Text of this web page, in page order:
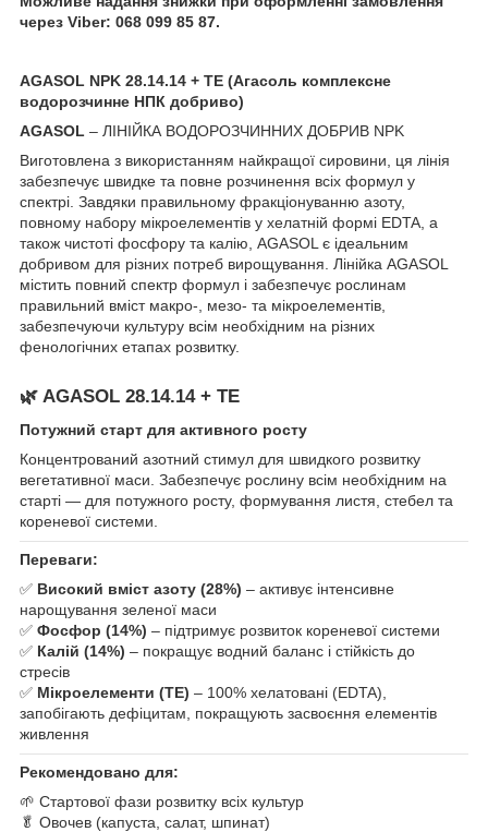
через Viber: 068 099 85 87.
AGASOL NPK 28.14.14 + TE (Агасоль комплексне
водорозчинне НПК добриво)
AGASOL – ЛІНІЙКА ВОДОРОЗЧИННИХ ДОБРИВ NPK
Виготовлена ​​з використанням найкращої сировини, ця лінія
забезпечує швидке та повне розчинення всіх формул у
спектрі. Завдяки правильному фракціонуванню азоту,
повному набору мікроелементів у хелатній формі EDTA, а
також чистоті фосфору та калію, AGASOL є ідеальним
добривом для різних потреб вирощування. Лінійка AGASOL
містить повний спектр формул і забезпечує рослинам
правильний вміст макро-, мезо- та мікроелементів,
забезпечуючи культуру всім необхідним на різних
фенологічних етапах розвитку.
🌿 AGASOL 28.14.14 + TE
Потужний старт для активного росту
Концентрований азотний стимул для швидкого розвитку
вегетативної маси. Забезпечує рослину всім необхідним на
старті — для потужного росту, формування листя, стебел та
кореневої системи.
Переваги:
✅ Високий вміст азоту (28%) – активує інтенсивне
нарощування зеленої маси
✅ Фосфор (14%) – підтримує розвиток кореневої системи
✅ Калій (14%) – покращує водний баланс і стійкість до
стресів
✅ Мікроелементи (TE) – 100% хелатовані (EDTA),
запобігають дефіцитам, покращують засвоєння елементів
живлення
Рекомендовано для:
🌱 Стартової фази розвитку всіх культур
🥬 Овочев (капуста, салат, шпинат)